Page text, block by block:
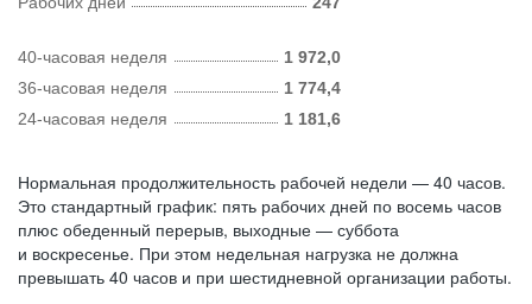
40-часовая неделя
1 972,0
36-часовая неделя
1 774,4
24-часовая неделя
1 181,6
Нормальная продолжительность рабочей недели — 40 часов.
Это стандартный график: пять рабочих дней по восемь часов
плюс обеденный перерыв, выходные — суббота
и воскресенье. При этом недельная нагрузка не должна
превышать 40 часов и при шестидневной организации работы.